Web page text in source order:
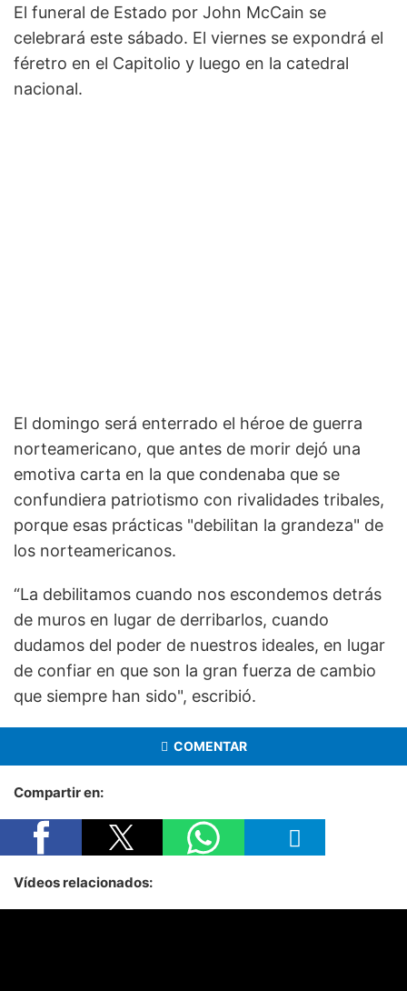
El funeral de Estado por John McCain se
celebrará este sábado. El viernes se expondrá el
féretro en el Capitolio y luego en la catedral
nacional.
El domingo será enterrado el héroe de guerra
norteamericano, que antes de morir dejó una
emotiva carta en la que condenaba que se
confundiera patriotismo con rivalidades tribales,
porque esas prácticas "debilitan la grandeza" de
los norteamericanos.
“La debilitamos cuando nos escondemos detrás
de muros en lugar de derribarlos, cuando
dudamos del poder de nuestros ideales, en lugar
de confiar en que son la gran fuerza de cambio
que siempre han sido", escribió.
COMENTAR
Compartir en:
Vídeos relacionados: